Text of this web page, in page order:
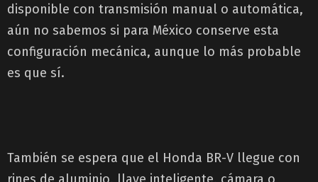
disponible con transmisión manual o automática,
aún no sabemos si para México conserve esta
configuración mecánica, aunque lo más probable
es que sí.
También se espera que el Honda BR-V llegue con